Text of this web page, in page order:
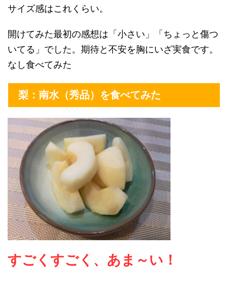
サイズ感はこれくらい。
開けてみた最初の感想は「小さい」「ちょっと傷つ
いてる」でした。期待と不安を胸にいざ実食です。
なし食べてみた
梨：南水（秀品）を食べてみた
すごくすごく、あま～い！